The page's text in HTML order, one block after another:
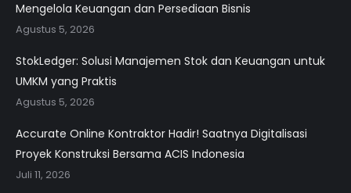
Mengelola Keuangan dan Persediaan Bisnis
Agustus 5, 2026
StokLedger: Solusi Manajemen Stok dan Keuangan untuk
UMKM yang Praktis
Agustus 5, 2026
Accurate Online Kontraktor Hadir! Saatnya Digitalisasi
Proyek Konstruksi Bersama ACIS Indonesia
Juli 11, 2026